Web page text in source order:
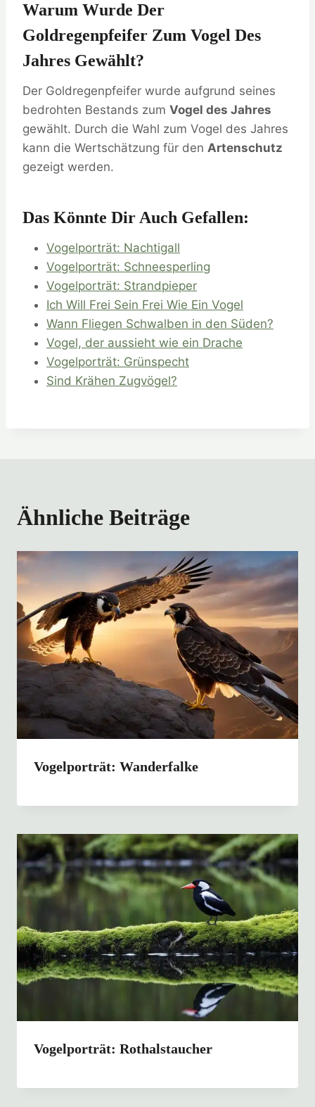
Warum Wurde Der
Goldregenpfeifer Zum Vogel Des
Jahres Gewählt?
Der Goldregenpfeifer wurde aufgrund seines
bedrohten Bestands zum Vogel des Jahres
gewählt. Durch die Wahl zum Vogel des Jahres
kann die Wertschätzung für den Artenschutz
gezeigt werden.
Das Könnte Dir Auch Gefallen:
Vogelporträt: Nachtigall
Vogelporträt: Schneesperling
Vogelporträt: Strandpieper
Ich Will Frei Sein Frei Wie Ein Vogel
Wann Fliegen Schwalben in den Süden?
Vogel, der aussieht wie ein Drache
Vogelporträt: Grünspecht
Sind Krähen Zugvögel?
Ähnliche Beiträge
Vogelporträt: Wanderfalke
Vogelporträt: Rothalstaucher